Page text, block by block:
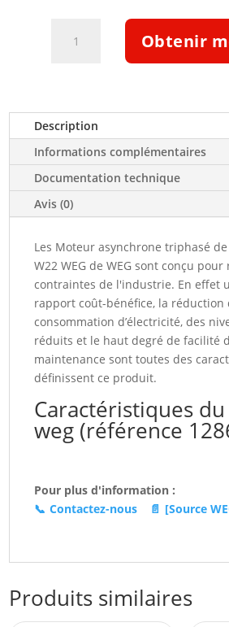
250kW
1000tr/min
B3T
400/690V
(12862828)
Obtenir
Description
Informations complémentaires
Documentation technique
Avis (0)
Les Moteur asynchrone triphasé
W22 WEG de WEG sont conçu
contraintes de l'industrie. En effet
rapport coût-bénéfice, la réduction
consommation d’électricité, des
réduits et le haut degré de facilité
maintenance sont toutes des
définissent ce produit.
Caractéristiques
weg (référence
Pour plus d'information :
📞 Contactez-nous 📄 [Source
Produits similaires